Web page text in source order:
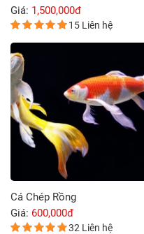
Giá: 1,500,000đ
15 Liên hệ
Cá Chép Rồng
Giá: 600,000đ
32 Liên hệ